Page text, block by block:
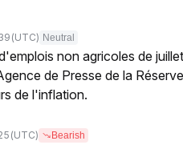
(UTC) Neutral
non agricoles de
de Presse de la
de l'inflation.
(UTC) Bearish